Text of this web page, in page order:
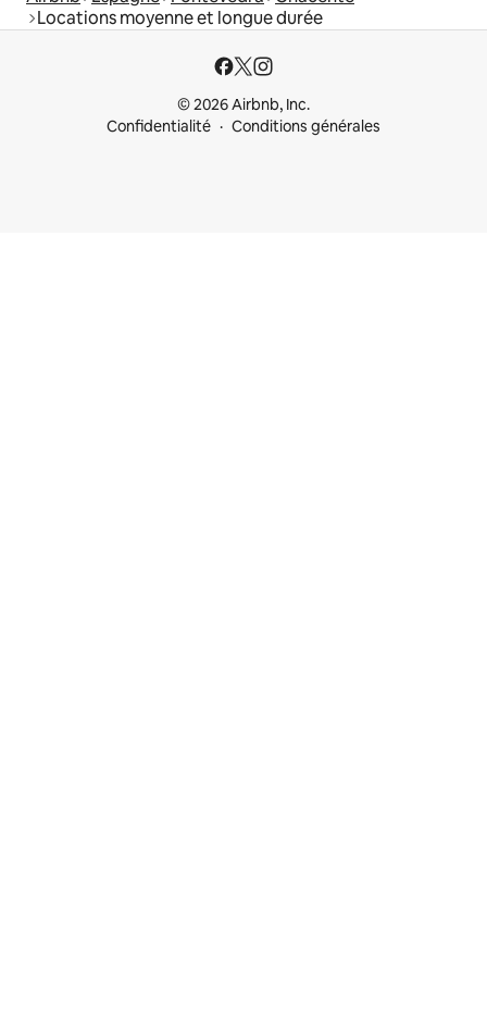
Locations moyenne et longue durée
© 2026 Airbnb, Inc.
Confidentialité
Conditions générales